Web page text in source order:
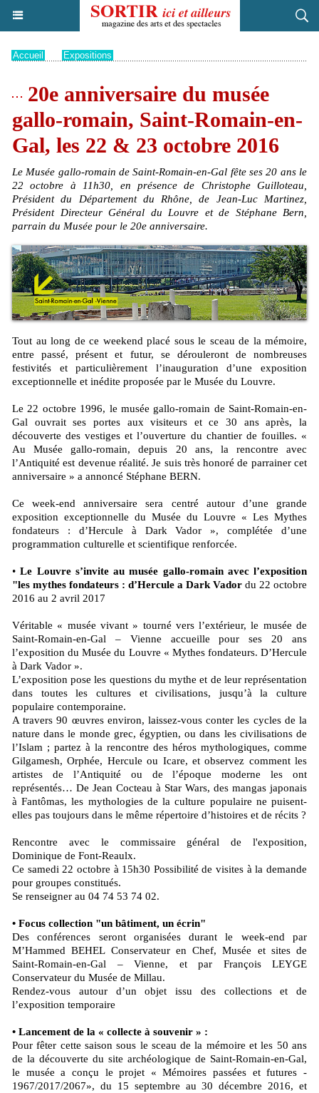
Accueil Expositions
20e anniversaire du musée
gallo-romain, Saint-Romain-en-
Gal, les 22 & 23 octobre 2016
Le Musée gallo-romain de Saint-Romain-en-Gal fête ses 20 ans le
22 octobre à 11h30, en présence de Christophe Guilloteau,
Président du Département du Rhône, de Jean-Luc Martinez,
Président Directeur Général du Louvre et de Stéphane Bern,
parrain du Musée pour le 20e anniversaire.
Tout au long de ce weekend placé sous le sceau de la mémoire,
entre passé, présent et futur, se dérouleront de nombreuses
festivités et particulièrement l’inauguration d’une exposition
exceptionnelle et inédite proposée par le Musée du Louvre.
Le 22 octobre 1996, le musée gallo-romain de Saint-Romain-en-
Gal ouvrait ses portes aux visiteurs et ce 30 ans après, la
découverte des vestiges et l’ouverture du chantier de fouilles. «
Au Musée gallo-romain, depuis 20 ans, la rencontre avec
l’Antiquité est devenue réalité. Je suis très honoré de parrainer cet
anniversaire » a annoncé Stéphane BERN.
Ce week-end anniversaire sera centré autour d’une grande
exposition exceptionnelle du Musée du Louvre « Les Mythes
fondateurs : d’Hercule à Dark Vador », complétée d’une
programmation culturelle et scientifique renforcée.
•Le Louvre s’invite au musée gallo-romain avec l’exposition
"les mythes fondateurs : d’Hercule a Dark Vador du 22 octobre
2016 au 2 avril 2017
Véritable « musée vivant » tourné vers l’extérieur, le musée de
Saint-Romain-en-Gal – Vienne accueille pour ses 20 ans
l’exposition du Musée du Louvre « Mythes fondateurs. D’Hercule
à Dark Vador ».
L’exposition pose les questions du mythe et de leur représentation
dans toutes les cultures et civilisations, jusqu’à la culture
populaire contemporaine.
A travers 90 œuvres environ, laissez-vous conter les cycles de la
nature dans le monde grec, égyptien, ou dans les civilisations de
l’Islam ; partez à la rencontre des héros mythologiques, comme
Gilgamesh, Orphée, Hercule ou Icare, et observez comment les
artistes de l’Antiquité ou de l’époque moderne les ont
représentés… De Jean Cocteau à Star Wars, des mangas japonais
à Fantômas, les mythologies de la culture populaire ne puisent-
elles pas toujours dans le même répertoire d’histoires et de récits ?
Rencontre avec le commissaire général de l'exposition,
Dominique de Font-Reaulx.
Ce samedi 22 octobre à 15h30 Possibilité de visites à la demande
pour groupes constitués.
Se renseigner au 04 74 53 74 02.
• Focus collection "un bâtiment, un écrin"
Des conférences seront organisées durant le week-end par
M’Hammed BEHEL Conservateur en Chef, Musée et sites de
Saint-Romain-en-Gal – Vienne, et par François LEYGE
Conservateur du Musée de Millau.
Rendez-vous autour d’un objet issu des collections et de
l’exposition temporaire
• Lancement de la « collecte à souvenir » :
Pour fêter cette saison sous le sceau de la mémoire et les 50 ans
de la découverte du site archéologique de Saint-Romain-en-Gal,
le musée a conçu le projet « Mémoires passées et futures -
1967/2017/2067», du 15 septembre au 30 décembre 2016, et